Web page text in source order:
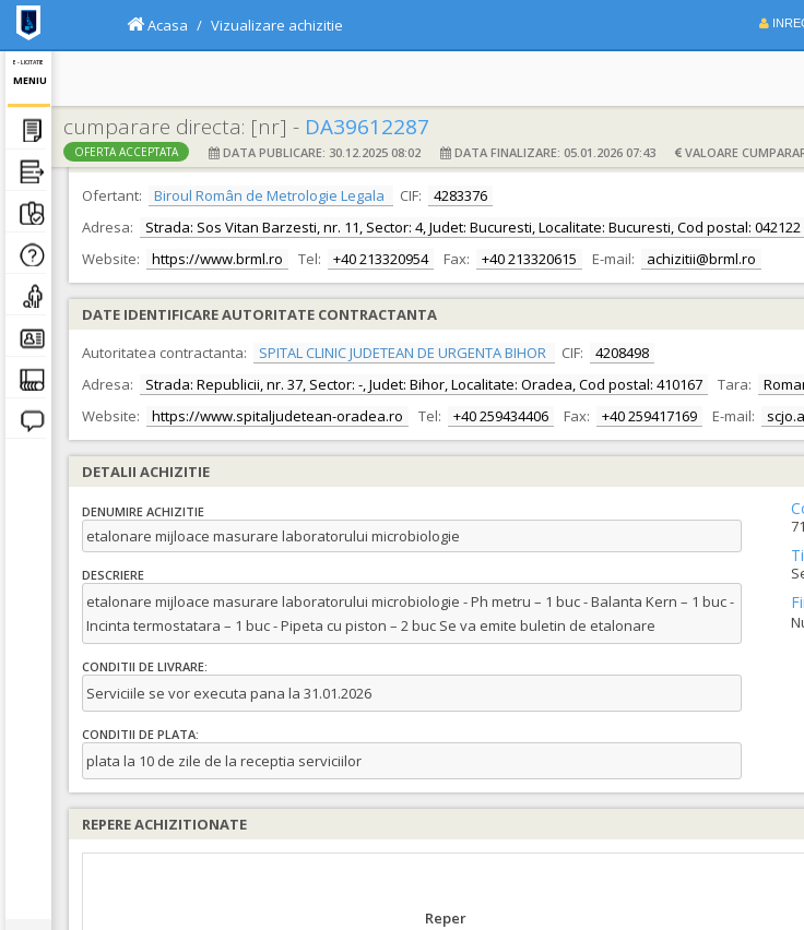
E - LICITATIE
MENIU
Acasa Vizualizare achizitie
cumparare directa: [nr] - DA39612287
OFERTA ACCEPTATA DATA PUBLICARE: 30.12.2025 08:02 DATA FINALIZARE: 05.01.2026 07:43 VALOARE
DATE IDENTIFICARE OFERTANT
Ofertant:
Biroul Român de Metrologie Legala CIF:
4283376
Adresa:
Strada: Sos Vitan Barzesti, nr. 11, Sector: 4, Judet: Bucuresti, Localitate: Bucuresti, Cod postal: 042122
Website:
https://www.brml.ro Tel: +40 213320954 Fax: +40 213320615 E-mail: achizitii@brml.ro
DATE IDENTIFICARE AUTORITATE CONTRACTANTA
Autoritatea contractanta:
SPITAL CLINIC JUDETEAN DE URGENTA BIHOR CIF:
4208498
Adresa:
Strada: Republicii, nr. 37, Sector: -, Judet: Bihor, Localitate: Oradea, Cod postal: 410167 Tara:
Website:
https://www.spitaljudetean-oradea.ro Tel: +40 259434406 Fax: +40 259417169 E-mail:
DETALII ACHIZITIE
DENUMIRE ACHIZITIE
etalonare mijloace masurare laboratorului microbiologie
DESCRIERE
etalonare mijloace masurare laboratorului microbiologie - Ph metru – 1 buc - Balanta Kern – 1 buc -
Incinta termostatara – 1 buc - Pipeta cu piston – 2 buc Se va emite buletin de etalonare
CONDITII DE LIVRARE:
Serviciile se vor executa pana la 31.01.2026
CONDITII DE PLATA:
plata la 10 de zile de la receptia serviciilor
REPERE ACHIZITIONATE
Reper